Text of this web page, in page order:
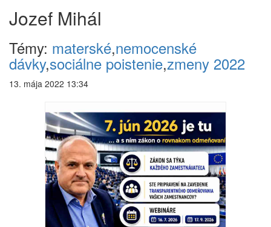
Jozef Mihál
Témy: materské,nemocenské
dávky,sociálne poistenie,zmeny 2022
13. mája 2022 13:34